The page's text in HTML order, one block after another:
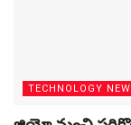
TECHNOLOGY